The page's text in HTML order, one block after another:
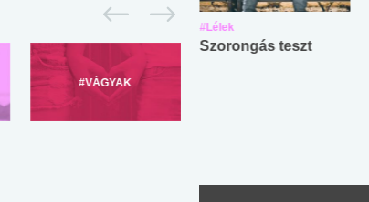
#VÁGYAK
Internet-függőség
teszt
#Lélek
Szorongás teszt